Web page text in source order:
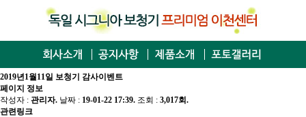
2019년1월11일 보청기 감사이벤트
페이지 정보
작성자 : 관리자. 날짜 : 19-01-22 17:39. 조회 : 3,017회.
관련링크